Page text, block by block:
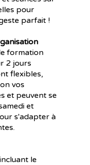
pour
parfait !
formation
2 jours
flexibles,
vos
et peuvent se
et
s'adapter à
le